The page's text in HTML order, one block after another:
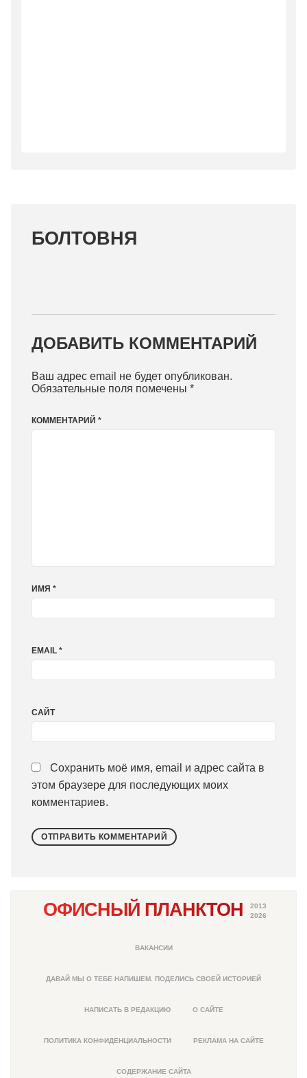
БОЛТОВНЯ
ДОБАВИТЬ КОММЕНТАРИЙ
Ваш адрес email не будет опубликован.
Обязательные поля помечены *
КОММЕНТАРИЙ *
ИМЯ *
EMAIL *
САЙТ
Сохранить моё имя, email и адрес сайта в
этом браузере для последующих моих
комментариев.
ОФИСНЫЙ ПЛАНКТОН
2013
2026
ВАКАНСИИ
ДАВАЙ МЫ О ТЕБЕ НАПИШЕМ. ПОДЕЛИСЬ СВОЕЙ ИСТОРИЕЙ
НАПИСАТЬ В РЕДАКЦИЮ О САЙТЕ
ПОЛИТИКА КОНФИДЕНЦИАЛЬНОСТИ РЕКЛАМА НА САЙТЕ
СОДЕРЖАНИЕ САЙТА